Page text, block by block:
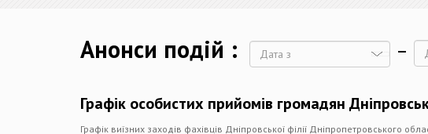
Анонси подій
Графік особистих прийомів громадян
Графік виїзних заходів фахівців Дніпровської філії Дніпропетровського